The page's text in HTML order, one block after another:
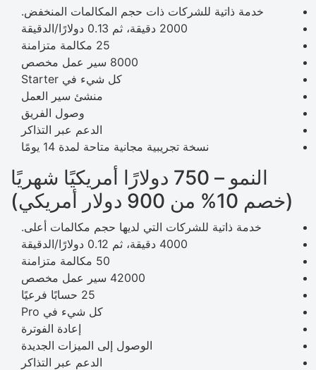
خدمة ذاتية للشركات ذات حجم المكالمات المنخفض.
2000 دقيقة، ثم 0.13 دولارًا/الدقيقة
25 مكالمة متزامنة
8000 سير عمل مخصص
كل شيء في Starter
منشئ سير العمل
وصول الفريق
الدعم عبر التذاكر
نسخة تجريبية مجانية متاحة لمدة 14 يومًا
النمو – 750 دولارًا أمريكيًا شهريًا
(خصم 10% من 900 دولار أمريكي)
خدمة ذاتية للشركات التي لديها حجم مكالمات أعلى.
4000 دقيقة، ثم 0.12 دولارًا/الدقيقة
50 مكالمة متزامنة
42000 سير عمل مخصص
25 حسابًا فرعيًا
كل شيء في Pro
إعادة الفوترة
الوصول إلى الميزات الجديدة
الدعم عبر التذاكر